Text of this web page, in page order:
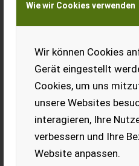
Wie wir Cookies verwenden
Wir können Cookies
Gerät eingestellt
Cookies, um uns
unsere Websites
interagieren, Ihre
verbessern und Ihre
Website anpassen.
Jetzt
Finanzierungsbetrag*